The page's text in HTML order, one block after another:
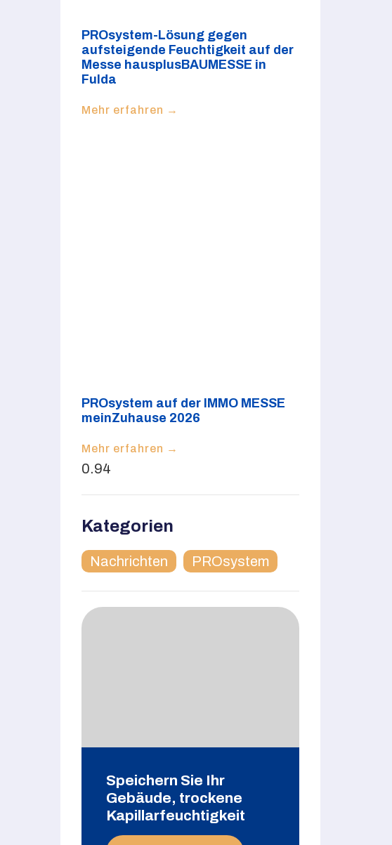
PROsystem-Lösung gegen
aufsteigende Feuchtigkeit auf der
Messe hausplusBAUMESSE in
Fulda
Mehr erfahren →
PROsystem auf der IMMO MESSE
meinZuhause 2026
Mehr erfahren →
Kategorien
Nachrichten PROsystem
Speichern Sie Ihr
Gebäude, trockene
Kapillarfeuchtigkeit